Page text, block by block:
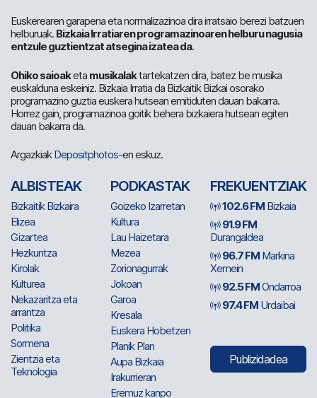
Euskerearen garapena eta normalizazinoa dira irratsaio berezi batzuen
helburuak. Bizkaia Irratiaren programazinoaren helburu nagusia
entzule guztientzat atsegina izatea da.
Ohiko saioaketa musikalaktartekatzen dira, batez be musika
euskalduna eskeiniz. Bizkaia Irratia da Bizkaitik Bizkai osorako
programazino guztia euskera hutsean emitiduten dauan bakarra.
Horrez gain, programazinoa goitik behera bizkaiera hutsean egiten
dauan bakarra da.
ArgazkiakDepositphotos-en eskuz.
ALBISTEAK
Bizkaitik Bizkaira
Elizea
Gizartea
Hezkuntza
Kirolak
Kulturea
Nekazaritza eta
arrantza
Politika
Sormena
Zientzia eta
Teknologia
PODKASTAK
Goizeko Izarretan
Kultura
Lau Haizetara
Mezea
Zorionagurrak
Jokoan
Garoa
Kresala
Euskera Hobetzen
Planik Plan
Aupa Bizkaia
Irakurrieran
Eremuz kanpo
FREKUENTZIAK
102.6 FM Bizkaia
91.9 FM
Durangaldea
96.7 FM Markina
Xemein
92.5 FMOndarroa
97.4 FM Urdaibai
Publizidadea